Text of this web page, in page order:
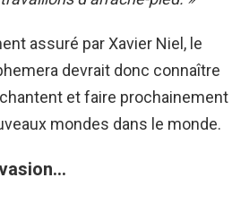
assuré par Xavier Niel, le
devrait donc connaître
et faire prochainement
mondes dans le monde.